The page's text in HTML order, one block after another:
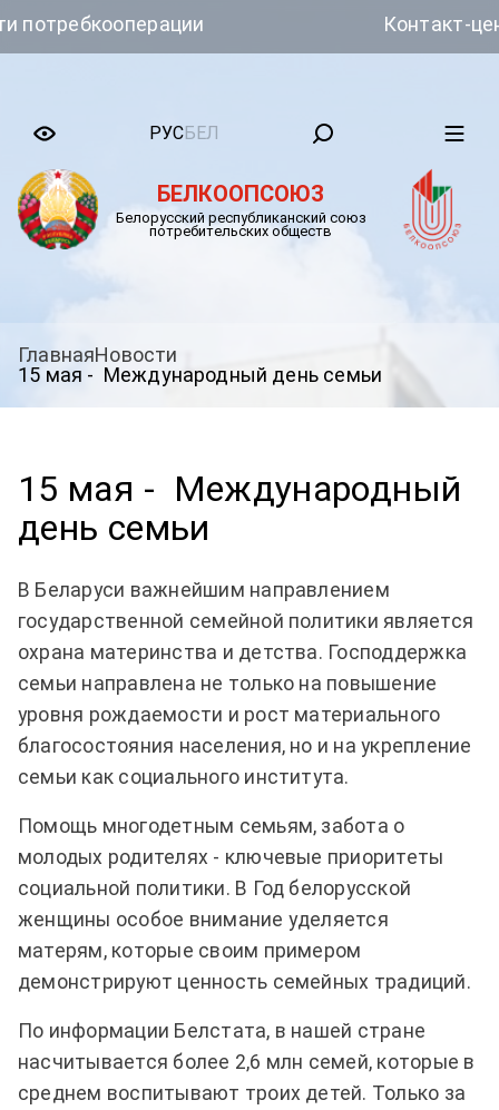
Контакт-
БЕЛКООПСОЮЗ
Белорусский республиканский союз
потребительских обществ
РУСБЕЛ
ГлавнаяНовости
15 мая - Международный день семьи
15 мая - Международный
день семьи
В Беларуси важнейшим направлением
государственной семейной политики является
охрана материнства и детства. Господдержка
семьи направлена не только на повышение
уровня рождаемости и рост материального
благосостояния населения, но и на укрепление
семьи как социального института.
Помощь многодетным семьям, забота о
молодых родителях - ключевые приоритеты
социальной политики. В Год белорусской
женщины особое внимание уделяется
матерям, которые своим примером
демонстрируют ценность семейных традиций.
По информации Белстата, в нашей стране
насчитывается более 2,6 млн семей, которые в
среднем воспитывают троих детей. Только за